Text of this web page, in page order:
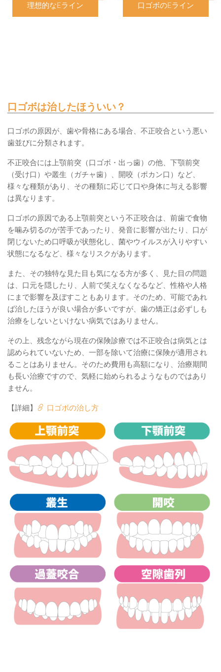
理想的なEライン 口ゴボのEライン
口ゴボは治したほういい？
口ゴボの原因が、歯や骨格にある場合、不正咬合という悪い
歯並びに分類されます。
不正咬合には上顎前突（口ゴボ・出っ歯）の他、下顎前突
（受け口）や叢生（ガチャ歯）、開咬（ポカン口）など、
様々な種類があり、その種類に応じて口や身体に与える影響
は異なります。
口ゴボの原因である上顎前突という不正咬合は、前歯で食物
を噛み切るのが苦手であったり、発音に影響が出たり、口が
閉じないため口呼吸が状態化し、菌やウイルスが入りやすい
状態になるなど、様々なリスクがあります。
また、その独特な見た目も気になる方が多く、見た目の問題
は、口元を隠したり、人前で笑えなくなるなど、性格や人格
にまで影響を及ぼすこともあります。そのため、可能であれ
ば治したほうが良い場合が多いですが、歯の矯正は必ずしも
治療をしないといけない病気ではありません。
その上、残念ながら現在の保険診療では不正咬合は病気とは
認められていないため、一部を除いて治療に保険が適用され
ることはありません。そのため費用も高額になり、治療期間
も長い治療ですので、気軽に始められるようなものではあり
ません。
【詳細】 口ゴボの治し方